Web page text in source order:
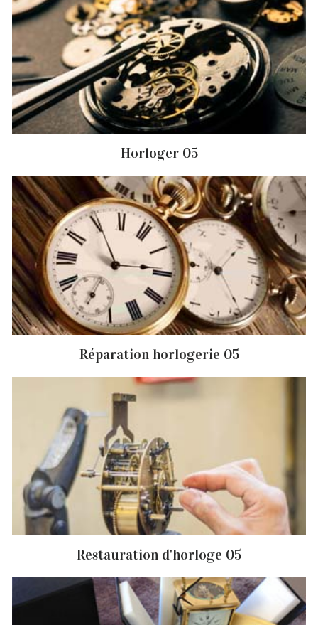
Horloger 05
Réparation horlogerie 05
Restauration d'horloge 05